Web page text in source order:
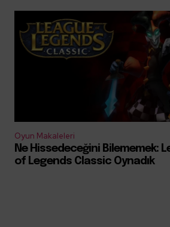
Oyun Makaleleri
Ne Hissedeceğini Bilememek:
of Legends Classic Oynadık